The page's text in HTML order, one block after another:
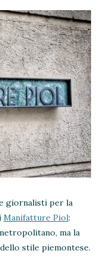
giornalisti per la
Manifatture Piol:
ma la
stile piemontese.